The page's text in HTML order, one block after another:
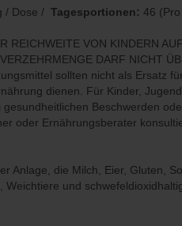
/ Dose /Tagesportionen: 46
REICHWEITE VON KINDERN
DARF NICHT
sollten nicht als Ersatz
dienen. Für Kinder,
Beschwerden
oder Ernährungsberater
Anlage, die Milch, Eier, Gluten,
Weichtiere und